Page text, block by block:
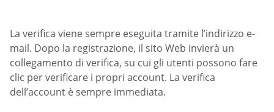
La verifica viene sempre eseguita tramite l’indirizzo e-
mail. Dopo la registrazione, il sito Web invierà un
collegamento di verifica, su cui gli utenti possono fare
clic per verificare i propri account. La verifica
dell’account è sempre immediata.